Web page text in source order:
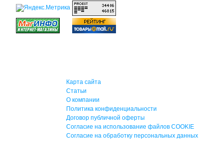
Карта сайта
Статьи
О компании
Политика конфиденциальности
Договор публичной оферты
Согласие на использование файлов COOKIE
Согласие на обработку персональных данных